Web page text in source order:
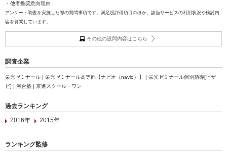
・他者推奨意向理由
アンケート調査を実施した際の質問事項です。満足度評価項目のほか、該当サービスの利用状況や検討内
容を質問しています。
その他の設問内容はこちら
調査企業
栄光ゼミナール | 栄光ゼミナール高等部【ナビオ（navio）】 | 栄光ゼミナール個別指導[ビザ
ビ] | 河合塾 | 京進スクール・ワン
過去ランキング
2016年
2015年
ランキング監修